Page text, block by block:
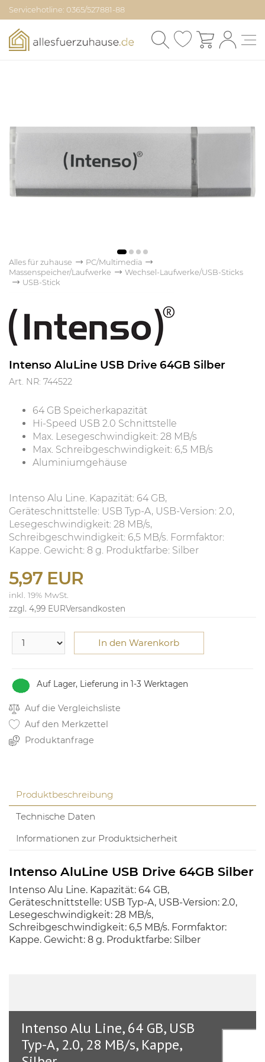
Servicehotline: 0365/527881-88
Alles für zuhause
PC/Multimedia
Massenspeicher/Laufwerke
Wechsel-Laufwerke/USB-Sticks
USB-Stick
Intenso AluLine USB Drive 64GB Silber
Art. NR: 744522
64 GB Speicherkapazität
Hi-Speed USB 2.0 Schnittstelle
Max. Lesegeschwindigkeit: 28 MB/s
Max. Schreibgeschwindigkeit: 6,5 MB/s
Aluminiumgehäuse
Intenso Alu Line. Kapazität: 64 GB,
Geräteschnittstelle: USB Typ-A, USB-Version: 2.0,
Lesegeschwindigkeit: 28 MB/s,
Schreibgeschwindigkeit: 6,5 MB/s. Formfaktor:
Kappe. Gewicht: 8 g. Produktfarbe: Silber
5,97 EUR
inkl. 19% MwSt.
zzgl. 4,99 EURVersandkosten
Auf Lager, Lieferung in 1-3 Werktagen
In den Warenkorb
Auf die Vergleichsliste
Auf den Merkzettel
Produktanfrage
Produktbeschreibung
Technische Daten
Informationen zur Produktsicherheit
Intenso AluLine USB Drive 64GB Silber
Intenso Alu Line. Kapazität: 64 GB,
Geräteschnittstelle: USB Typ-A, USB-Version: 2.0,
Lesegeschwindigkeit: 28 MB/s,
Schreibgeschwindigkeit: 6,5 MB/s. Formfaktor:
Kappe. Gewicht: 8 g. Produktfarbe: Silber